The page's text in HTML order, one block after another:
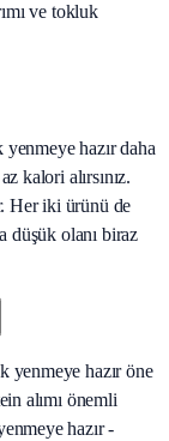
ve tokluk
hazır daha
kalori alırsınız.
Her iki ürünü de
düşük olanı biraz
yenmeye hazır öne
alımı önemli
hazır -